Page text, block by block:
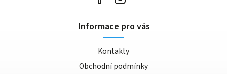
Informace pro vás
Kontakty
Obchodní podmínky